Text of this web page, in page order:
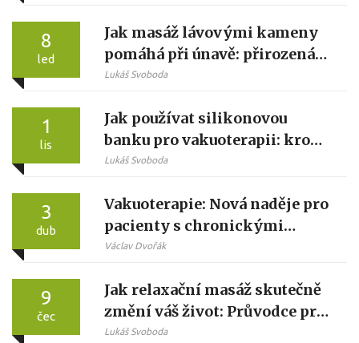
8
led
Jak masáž lávovými kameny
pomáhá při únavě: přirozená
cesta k odpočinku
Lukáš Svoboda
1
lis
Jak používat silikonovou
banku pro vakuoterapii: krok
za krokem
Lukáš Svoboda
3
dub
Vakuoterapie: Nová naděje pro
pacienty s chronickými
bolestmi
Václav Dvořák
9
čec
Jak relaxační masáž skutečně
změní váš život: Průvodce pro
hluboký odpočinek
Lukáš Svoboda